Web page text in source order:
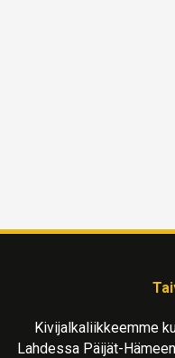
Kivijalkaliikkeemme
Lahdessa Päijät-